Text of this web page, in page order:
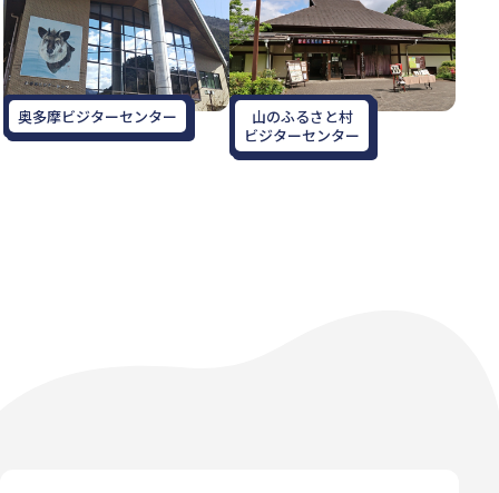
奥多摩ビジターセンター
山のふるさと村
ビジターセンター